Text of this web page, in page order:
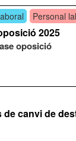
Personal
2025
oposició
canvi de